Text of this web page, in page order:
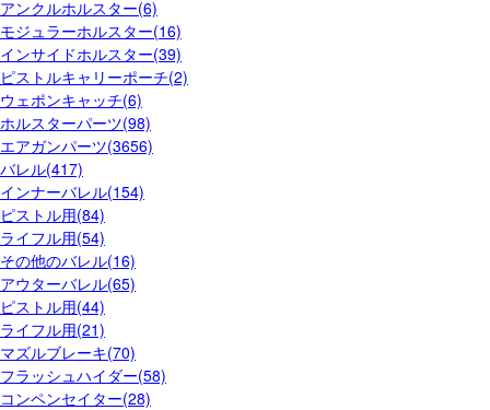
アンクルホルスター(6)
モジュラーホルスター(16)
インサイドホルスター(39)
ピストルキャリーポーチ(2)
ウェポンキャッチ(6)
ホルスターパーツ(98)
エアガンパーツ(3656)
バレル(417)
インナーバレル(154)
ピストル用(84)
ライフル用(54)
その他のバレル(16)
アウターバレル(65)
ピストル用(44)
ライフル用(21)
マズルブレーキ(70)
フラッシュハイダー(58)
コンペンセイター(28)